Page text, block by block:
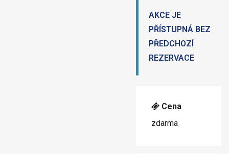
AKCE JE
PŘÍSTUPNÁ BEZ
PŘEDCHOZÍ
REZERVACE
Cena
zdarma